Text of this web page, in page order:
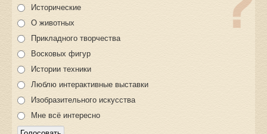
Исторические
О животных
Прикладного творчества
Восковых фигур
Истории техники
Люблю интерактивные выставки
Изобразительного искусства
Мне всё интересно